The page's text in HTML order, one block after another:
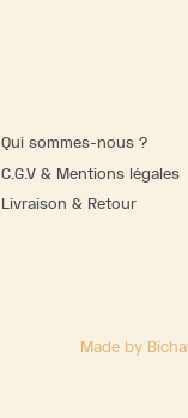
Qui sommes-nous ?
C.G.V & Mentions légales
Livraison & Retour
Made by